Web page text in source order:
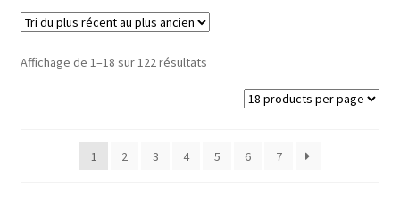
Affichage de 1–18 sur 122 résultatsTrié
plus
1 2 3 4 5 6 7